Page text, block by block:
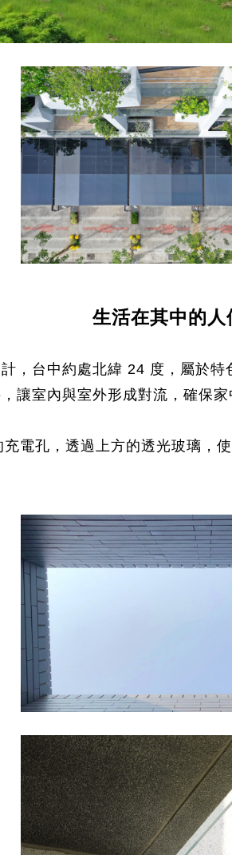
生活在其中的人
，台中約處北緯 24 度，屬於
讓室內與室外形成對流，確保家
電孔，透過上方的透光玻璃，